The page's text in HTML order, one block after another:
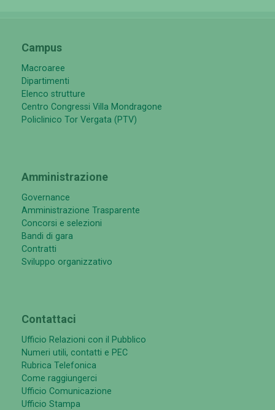
Campus
Macroaree
Dipartimenti
Elenco strutture
Centro Congressi Villa Mondragone
Policlinico Tor Vergata (PTV)
Amministrazione
Governance
Amministrazione Trasparente
Concorsi e selezioni
Bandi di gara
Contratti
Sviluppo organizzativo
Contattaci
Ufficio Relazioni con il Pubblico
Numeri utili, contatti e PEC
Rubrica Telefonica
Come raggiungerci
Ufficio Comunicazione
Ufficio Stampa